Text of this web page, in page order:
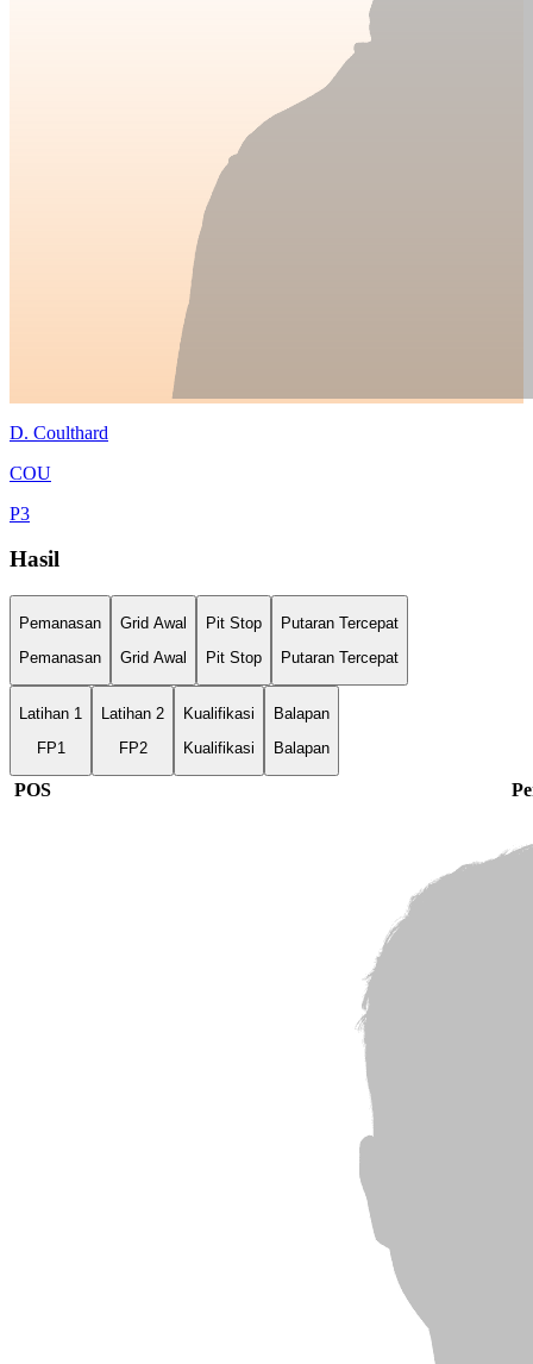
D. Coulthard
COU
P3
Hasil
Pemanasan
Pemanasan
Grid Awal
Grid Awal
Pit Stop
Pit Stop
Putaran Tercepat
Putaran Tercepat
Latihan 1
FP1
Latihan 2
FP2
Kualifikasi
Kualifikasi
Balapan
Balapan
POS